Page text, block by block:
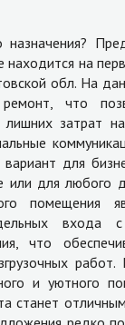
на
обл. На
что
лишних затрат
для
или для любого
помещения
входа
что
работ.
и уютного
станет